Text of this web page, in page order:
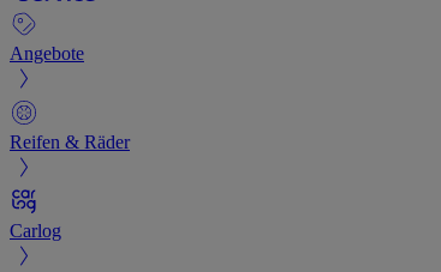
Angebote
Reifen & Räder
Carlog